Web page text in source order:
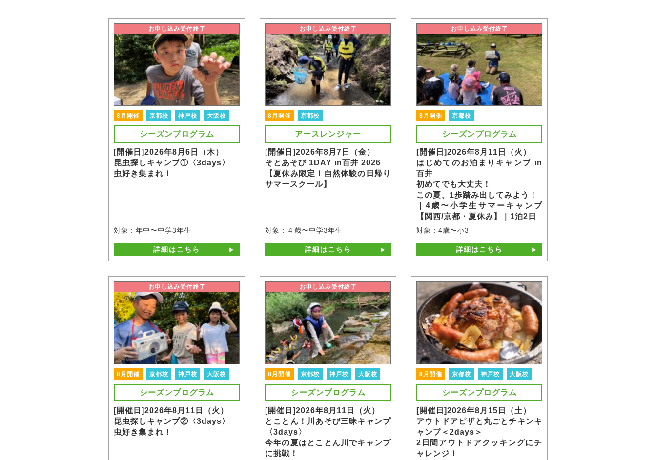
お申し込み受付終了
8月開催 京都校 神戸校 大阪校
シーズンプログラム
[開催日]2026年8月6日（木）
昆虫探しキャンプ①〈3days〉
虫好き集まれ！
対象：年中〜中学3年生
詳細はこちら
お申し込み受付終了
8月開催 京都校
アースレンジャー
[開催日]2026年8月7日（金）
そとあそび 1DAY in百井 2026
【夏休み限定！自然体験の日帰り
サマースクール】
対象：４歳〜中学3年生
詳細はこちら
お申し込み受付終了
8月開催 京都校
シーズンプログラム
[開催日]2026年8月11日（火）
はじめてのお泊まりキャンプ in
百井
初めてでも大丈夫！
この夏、1歩踏み出してみよう！
｜4歳〜小学生サマーキャンプ
【関西/京都・夏休み】｜1泊2日
対象：4歳〜小3
詳細はこちら
お申し込み受付終了
8月開催 京都校 神戸校 大阪校
シーズンプログラム
[開催日]2026年8月11日（火）
昆虫探しキャンプ②〈3days〉
虫好き集まれ！
お申し込み受付終了
8月開催 京都校 神戸校 大阪校
シーズンプログラム
[開催日]2026年8月11日（火）
とことん！川あそび三昧キャンプ
〈3days〉
今年の夏はとことん川でキャンプ
に挑戦！
8月開催 京都校 神戸校 大阪校
シーズンプログラム
[開催日]2026年8月15日（土）
アウトドアピザと丸ごとチキンキ
ャンプ＜2days＞
2日間アウトドアクッキングにチ
ャレンジ！